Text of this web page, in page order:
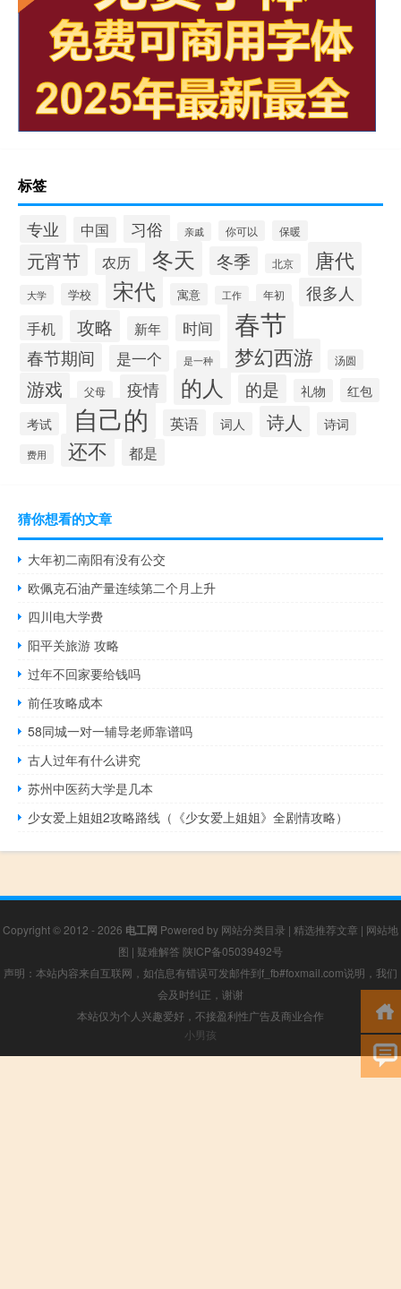
标签
专业 中国 习俗 亲戚 你可以 保暖
元宵节 农历 冬天 冬季 北京 唐代
大学 学校 宋代 寓意 工作 年初 很多人
手机 攻略 新年 时间 春节
春节期间 是一个 是一种 梦幻西游 汤圆
游戏 父母 疫情 的人 的是 礼物 红包
考试 自己的 英语 词人 诗人 诗词
费用 还不 都是
猜你想看的文章
大年初二南阳有没有公交
欧佩克石油产量连续第二个月上升
四川电大学费
阳平关旅游 攻略
过年不回家要给钱吗
前任攻略成本
58同城一对一辅导老师靠谱吗
古人过年有什么讲究
苏州中医药大学是几本
少女爱上姐姐2攻略路线（《少女爱上姐姐》全剧情攻略）
Copyright © 2012 - 2026 电工网 Powered by 网站分类目录 | 精选推荐文章 | 网站地
图 | 疑难解答 陕ICP备05039492号
声明：本站内容来自互联网，如信息有错误可发邮件到f_fb#foxmail.com说明，我们
会及时纠正，谢谢
本站仅为个人兴趣爱好，不接盈利性广告及商业合作
小男孩